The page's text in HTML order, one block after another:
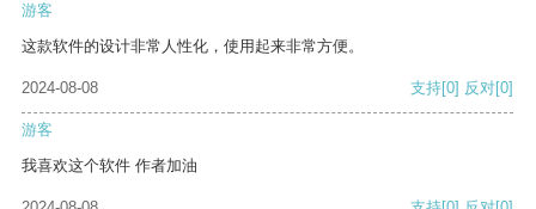
游客
这款软件的设计非常人性化，使用起来非常方便。
2024-08-08 支持[0] 反对[0]
游客
我喜欢这个软件 作者加油